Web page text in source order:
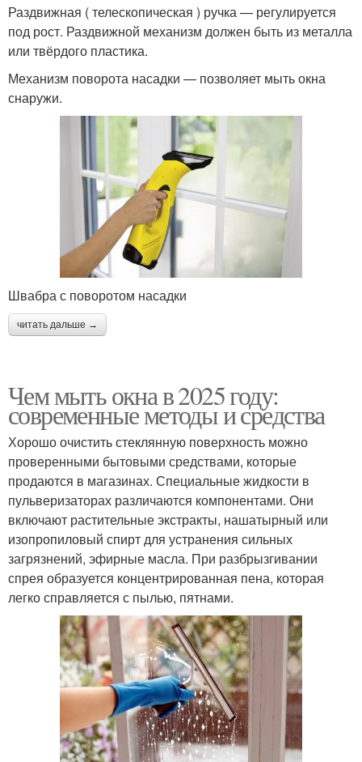
Раздвижная ( телескопическая ) ручка — регулируется
под рост. Раздвижной механизм должен быть из металла
или твёрдого пластика.
Механизм поворота насадки — позволяет мыть окна
снаружи.
Швабра с поворотом насадки
читать дальше →
Чем мыть окна в 2025 году:
современные методы и средства
Хорошо очистить стеклянную поверхность можно
проверенными бытовыми средствами, которые
продаются в магазинах. Специальные жидкости в
пульверизаторах различаются компонентами. Они
включают растительные экстракты, нашатырный или
изопропиловый спирт для устранения сильных
загрязнений, эфирные масла. При разбрызгивании
спрея образуется концентрированная пена, которая
легко справляется с пылью, пятнами.